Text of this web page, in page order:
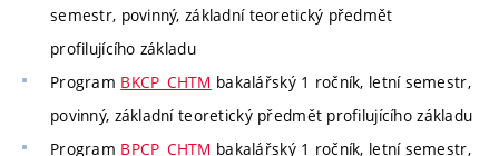
semestr, povinný, základní teoretický předmět
profilujícího základu
Program BKCP_CHTM bakalářský 1 ročník, letní semestr,
povinný, základní teoretický předmět profilujícího základu
Program BPCP_CHTM bakalářský 1 ročník, letní semestr,